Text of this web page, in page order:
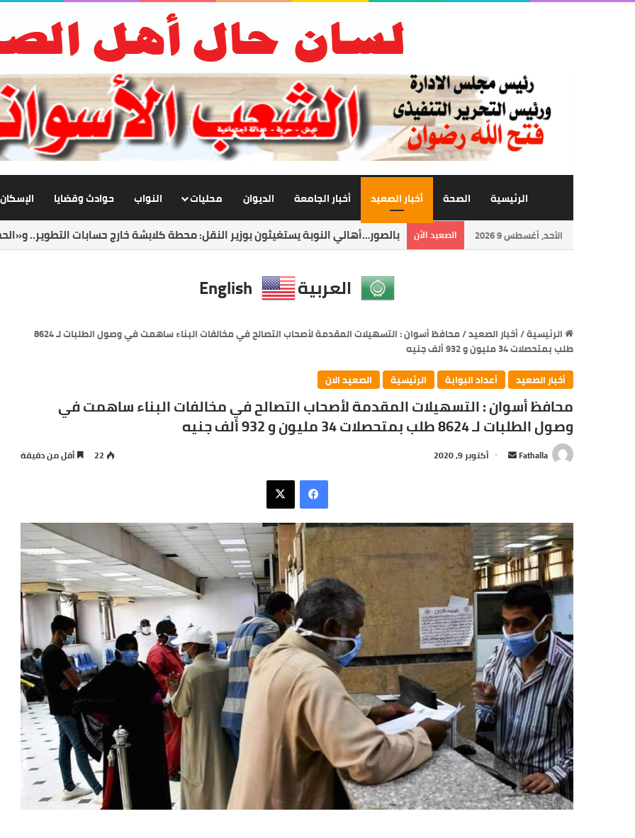
الرئيسية الصحة أخبار الصعيد أخبار الجامعة الديوان محليات النواب حوادث وقضايا الإسكان
الأحد, أغسطس 9 2026 الصعيد الأن مدير مرور أسوان الجديد يفتح ملف الانضباط.. حملات مكثفة لضبط الشارع ومواجهة
العربية English
الرئيسية/أخبار الصعيد/
محافظ أسوان : التسهيلات المقدمة لأصحاب التصالح في مخالفات البناء ساهمت في وصول الطلبات لـ 8624
طلب بمتحصلات 34 مليون و 932 ألف جنيه
أخبار الصعيد
أعداد البوابة الرئيسية الصعيد الان
محافظ أسوان : التسهيلات المقدمة لأصحاب التصالح في مخالفات البناء ساهمت في
وصول الطلبات لـ 8624 طلب بمتحصلات 34 مليون و 932 ألف جنيه
Fathalla
أرسل أكتوبر 9, 2020 22 أقل من دقيقة
فيسبوك
X